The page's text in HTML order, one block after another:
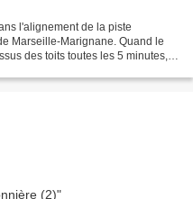
l'alignement de la piste
Marseille-Marignane. Quand le
des toits toutes les 5 minutes,